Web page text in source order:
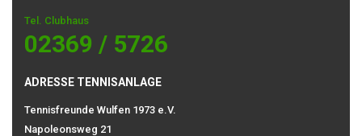
Tel. Clubhaus
02369 / 5726
ADRESSE TENNISANLAGE
Tennisfreunde Wulfen 1973 e.V.
Napoleonsweg 21